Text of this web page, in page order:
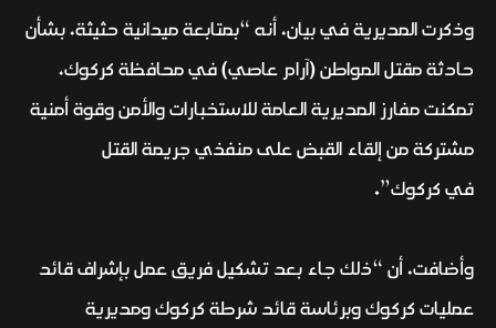
وذكرت المديرية في بيان، أنه “بمتابعة ميدانية حثيثة، بشأن
حادثة مقتل المواطن (آرام عاصي) في محافظة كركوك،
تمكنت مفارز المديرية العامة للاستخبارات والأمن وقوة أمنية
مشتركة من إلقاء القبض على منفذي جريمة القتل
في كركوك”.
وأضافت، أن “ذلك جاء بعد تشكيل فريق عمل بإشراف قائد
عمليات كركوك وبرئاسة قائد شرطة كركوك ومديرية